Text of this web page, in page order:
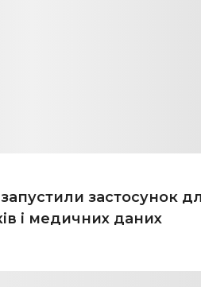
запустили застосунок
і медичних даних